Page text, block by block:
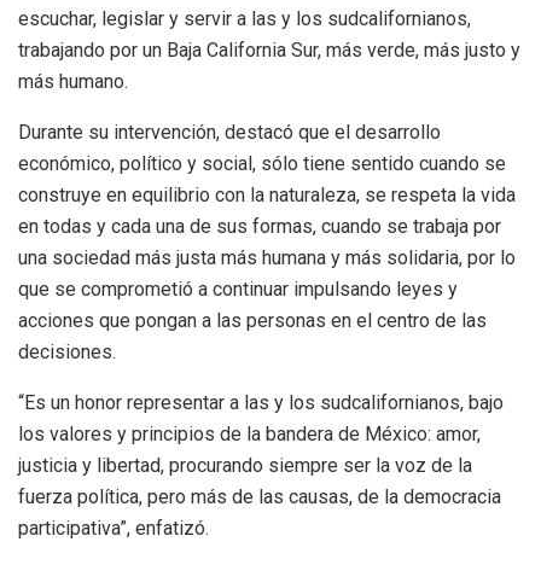
escuchar, legislar y servir a las y los sudcalifornianos,
trabajando por un Baja California Sur, más verde, más justo y
más humano.
Durante su intervención, destacó que el desarrollo
económico, político y social, sólo tiene sentido cuando se
construye en equilibrio con la naturaleza, se respeta la vida
en todas y cada una de sus formas, cuando se trabaja por
una sociedad más justa más humana y más solidaria, por lo
que se comprometió a continuar impulsando leyes y
acciones que pongan a las personas en el centro de las
decisiones.
“Es un honor representar a las y los sudcalifornianos, bajo
los valores y principios de la bandera de México: amor,
justicia y libertad, procurando siempre ser la voz de la
fuerza política, pero más de las causas, de la democracia
participativa”, enfatizó.